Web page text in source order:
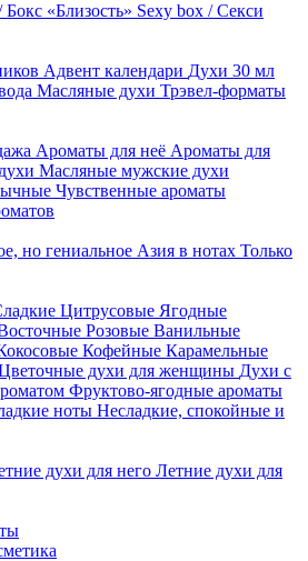
«Близость» Sexy box / Секси
Адвент календари Духи 30 мл
Масляные духи Трэвел-форматы
Ароматы для неё Ароматы для
Масляные мужские духи
Чувственные ароматы
но гениальное Азия в нотах Только
Цитрусовые Ягодные
Розовые Ванильные
Кофейные Карамельные
духи для женщины Духи с
Фруктово-ягодные ароматы
ноты Несладкие, спокойные и
духи для него Летние духи для